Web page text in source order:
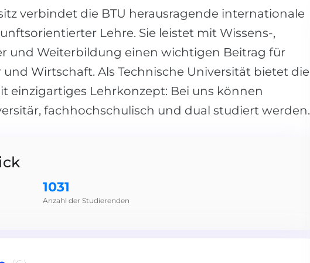
verbindet die BTU herausragende internationale
Lehre. Sie leistet mit Wissens-,
und Weiterbildung einen wichtigen Beitrag für
und Wirtschaft. Als Technische Universität bietet die
einzigartiges Lehrkonzept: Bei uns können
fachhochschulisch und dual studiert werden.
1031
Anzahl der Studierenden